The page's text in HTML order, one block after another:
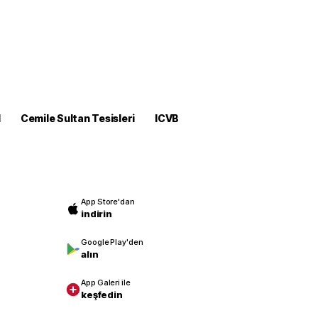
Cemile Sultan Tesisleri
ICVB
App Store'dan
indirin
Google Play'den
alın
App Galeri ile
keşfedin